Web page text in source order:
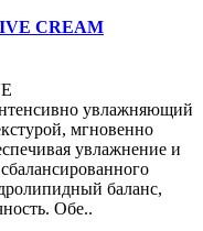
CREAM
увлажняющий
мгновенно
увлажнение и
баланс,
Обе..